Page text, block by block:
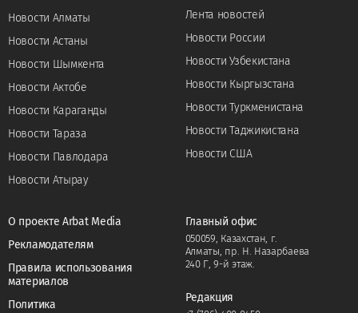
Новости Алматы
Новости Астаны
Новости Шымкента
Новости Актобе
Новости Караганды
Новости Тараза
Новости Павлодара
Новости Атырау
Лента новостей
Новости России
Новости Узбекистана
Новости Кыргызстана
Новости Туркменистана
Новости Таджикистана
Новости США
О проекте Arbat Media
Рекламодателям
Правила использования
материалов
Политика
Главный офис
050059, Казахстан, г.
Алматы, пр. Н. Назарбаева
240 Г, 9-й этаж.
Редакция